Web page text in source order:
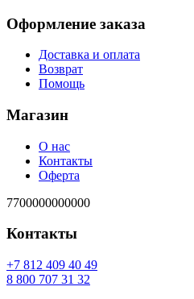
Оформление заказа
Доставка и оплата
Возврат
Помощь
Магазин
О нас
Контакты
Оферта
7700000000000
Контакты
94 04 904 218 7+
23 13 707 008 8